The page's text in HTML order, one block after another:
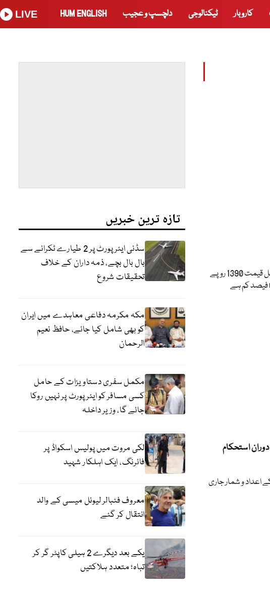
کاروبار ٹیکنالوجی دلچسپ و عجیب HUM ENGLISH
LIVE
شمالی شہروں میں سیمنٹ کی فی بوری کی اوسط ریٹیل قیمت 1390 روپے
استحکام
ہفتے کے اعداد و شمار جاری
تازہ ترین خبریں
سڈنی ایئرپورٹ پر 2 طیارے ٹکرانے سے
بال بال بچے، ذمہ داران کے خلاف
تحقیقات شروع
مکہ مکرمہ دفاعی معاہدے میں ایران
کو بھی شامل کیا جائے، حافظ نعیم
الرحمان
مکمل سفری دستاویزات کے حامل
کسی مسافر کو ایئرپورٹ پر نہیں روکا
جائے گا، وزیر داخلہ
لکی مروت میں پولیس اسکواڈ پر
فائرنگ، ایک اہلکار شہید
معروف فٹبالر لیونل میسی کے والد
انتقال کر گئے
یکے بعد دیگرے 2 ہیلی کاپٹر گر کر
تباہ؛ متعدد ہلاکتیں